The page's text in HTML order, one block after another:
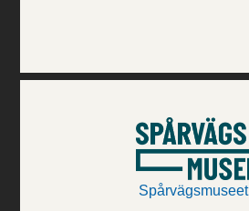
Spårvägsmuseet